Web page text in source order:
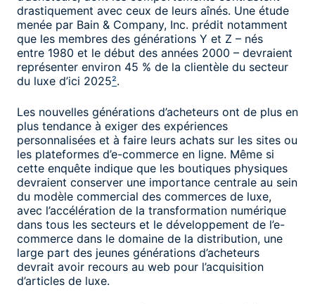
drastiquement avec ceux de leurs aînés. Une étude
menée par Bain & Company, Inc. prédit notamment
que les membres des générations Y et Z – nés
entre 1980 et le début des années 2000 – devraient
représenter environ 45 % de la clientèle du secteur
du luxe d’ici 2025².
Les nouvelles générations d’acheteurs ont de plus en
plus tendance à exiger des expériences
personnalisées et à faire leurs achats sur les sites ou
les plateformes d’e-commerce en ligne. Même si
cette enquête indique que les boutiques physiques
devraient conserver une importance centrale au sein
du modèle commercial des commerces de luxe,
avec l’accélération de la transformation numérique
dans tous les secteurs et le développement de l’e-
commerce dans le domaine de la distribution, une
large part des jeunes générations d’acheteurs
devrait avoir recours au web pour l’acquisition
d’articles de luxe.